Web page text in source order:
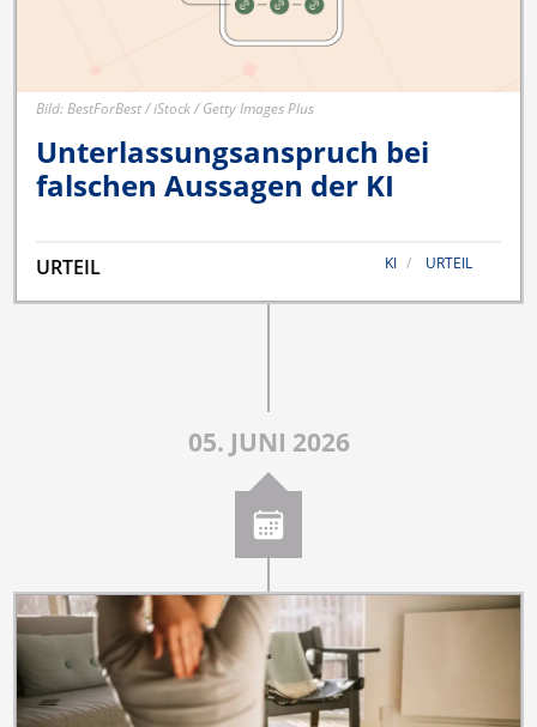
Bild: BestForBest / iStock / Getty Images Plus
Unterlassungsanspruch bei
falschen Aussagen der KI
URTEIL KI URTEIL
05. JUNI 2026